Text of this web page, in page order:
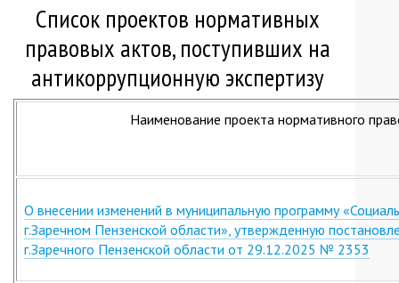
Cписок проектов нормативных
правовых актов, поступивших на
антикоррупционную экспертизу
Наименование проекта нормативного
О внесении изменений в муниципальную программу
г.Заречном Пензенской области», утвержденную
г.Заречного Пензенской области от 29.12.2025 № 2353